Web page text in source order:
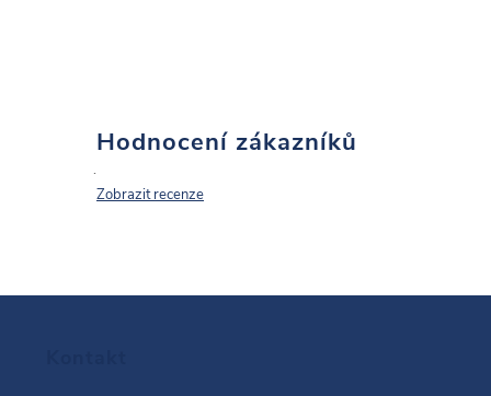
Hodnocení zákazníků
Zobrazit recenze